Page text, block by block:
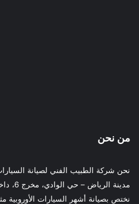
من نحن
نحن شركة الطبيب الفني لصيانة
مدينة الرياض – حي الوادي، مخرج 6، داخل محطة إدريس.
نختص بصيانة أشهر السيارات الأوروبية